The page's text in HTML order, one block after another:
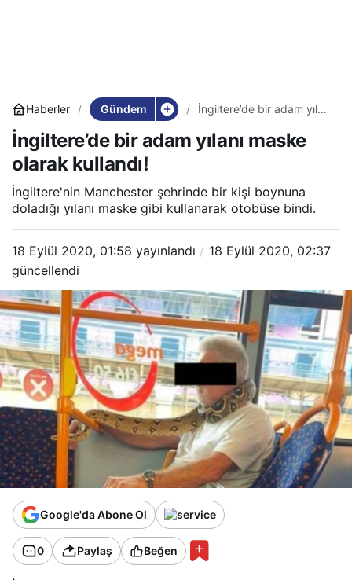
Haberler Gündem
İngiltere’de bir adam yılanı
İngiltere’de bir adam yılanı maske
olarak kullandı!
İngiltere'nin Manchester şehrinde bir kişi boynuna
doladığı yılanı maske gibi kullanarak otobüse bindi.
18 Eylül 2020, 01:58 yayınlandı
18 Eylül 2020, 02:37
güncellendi
Google'da Abone Ol
0 Paylaş Beğen